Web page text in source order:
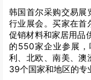
韩国首尔采购交易展
行业展会。买家在首
促销材料和家居用品
的550家企业参展
利、北欧、南美、澳
39个国家和地区的专